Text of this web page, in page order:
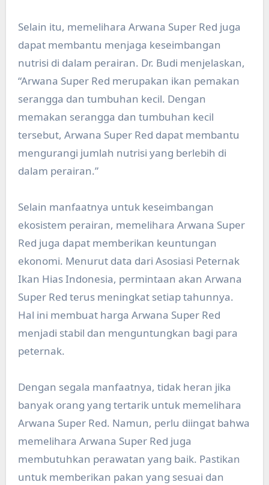
Selain itu, memelihara Arwana Super Red juga
dapat membantu menjaga keseimbangan
nutrisi di dalam perairan. Dr. Budi menjelaskan,
“Arwana Super Red merupakan ikan pemakan
serangga dan tumbuhan kecil. Dengan
memakan serangga dan tumbuhan kecil
tersebut, Arwana Super Red dapat membantu
mengurangi jumlah nutrisi yang berlebih di
dalam perairan.”
Selain manfaatnya untuk keseimbangan
ekosistem perairan, memelihara Arwana Super
Red juga dapat memberikan keuntungan
ekonomi. Menurut data dari Asosiasi Peternak
Ikan Hias Indonesia, permintaan akan Arwana
Super Red terus meningkat setiap tahunnya.
Hal ini membuat harga Arwana Super Red
menjadi stabil dan menguntungkan bagi para
peternak.
Dengan segala manfaatnya, tidak heran jika
banyak orang yang tertarik untuk memelihara
Arwana Super Red. Namun, perlu diingat bahwa
memelihara Arwana Super Red juga
membutuhkan perawatan yang baik. Pastikan
untuk memberikan pakan yang sesuai dan